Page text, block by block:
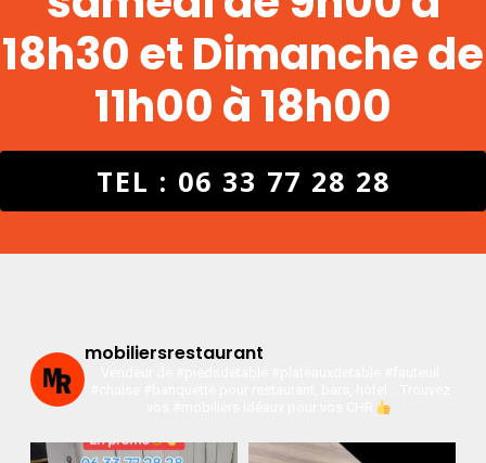
18h30 et Dimanche de
11h00 à 18h00
TEL : 06 33 77 28 28
mobiliersrestaurant